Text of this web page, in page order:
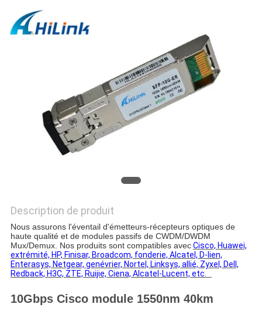
LES
UN DEVIS
POLITIQUE
DE
CONFIDENTIALITÉ
Description de produit
Nous assurons l'éventail d'émetteurs-récepteurs optiques de
haute qualité et de modules passifs de CWDM/DWDM
Mux/Demux. Nos produits sont compatibles avecCisco, Huawei,
extrémité, HP, Finisar, Broadcom, fonderie, Alcatel, D-lien,
Enterasys, Netgear, genévrier, Nortel, Linksys, allié, Zyxel, Dell,
Redback, H3C, ZTE, Ruijie, Ciena, Alcatel-Lucent, etc.
10Gbps Cisco module 1550nm 40km